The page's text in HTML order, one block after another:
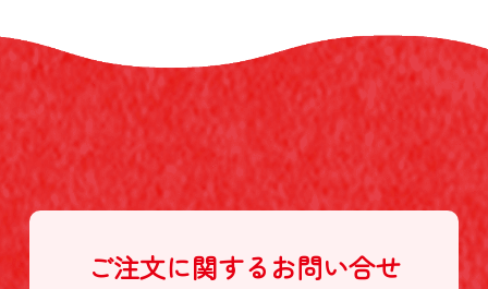
ご注文に関する お問い合せ